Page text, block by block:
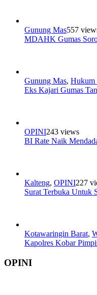
Gunung Mas557
MDAHK Gumas
Gunung Mas,
Eks Kajari Gumas
OPINI243 views
BI Rate Naik
Kalteng, OPINI227
Surat Terbuka
Kotawaringin Barat,
Kapolres Kobar
OPINI